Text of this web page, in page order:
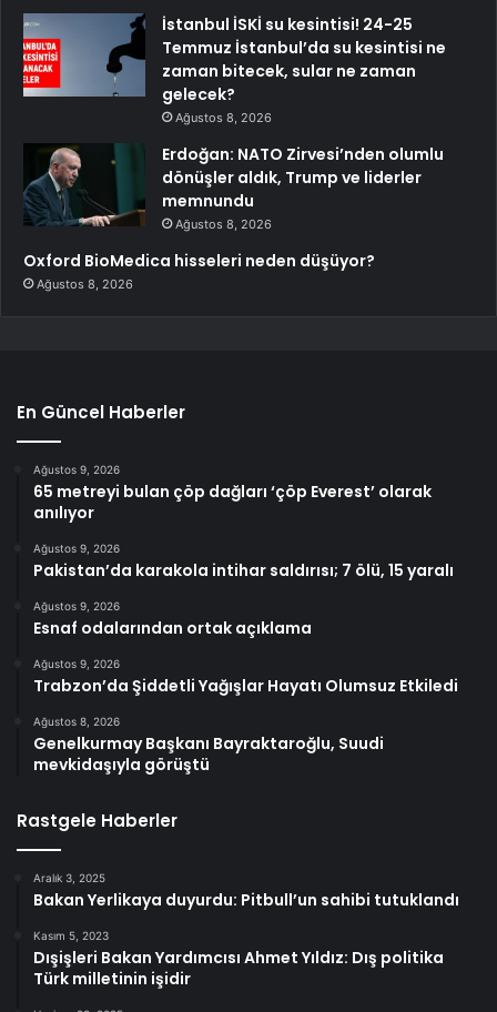
İstanbul İSKİ su kesintisi! 24-25
Temmuz İstanbul’da su kesintisi ne
zaman bitecek, sular ne zaman
gelecek?
Ağustos 8, 2026
Erdoğan: NATO Zirvesi’nden olumlu
dönüşler aldık, Trump ve liderler
memnundu
Ağustos 8, 2026
Oxford BioMedica hisseleri neden düşüyor?
Ağustos 8, 2026
En Güncel Haberler
Ağustos 9, 2026
65 metreyi bulan çöp dağları ‘çöp Everest’ olarak
anılıyor
Ağustos 9, 2026
Pakistan’da karakola intihar saldırısı; 7 ölü, 15 yaralı
Ağustos 9, 2026
Esnaf odalarından ortak açıklama
Ağustos 9, 2026
Trabzon’da Şiddetli Yağışlar Hayatı Olumsuz Etkiledi
Ağustos 8, 2026
Genelkurmay Başkanı Bayraktaroğlu, Suudi
mevkidaşıyla görüştü
Rastgele Haberler
Aralık 3, 2025
Bakan Yerlikaya duyurdu: Pitbull’un sahibi tutuklandı
Kasım 5, 2023
Dışişleri Bakan Yardımcısı Ahmet Yıldız: Dış politika
Türk milletinin işidir